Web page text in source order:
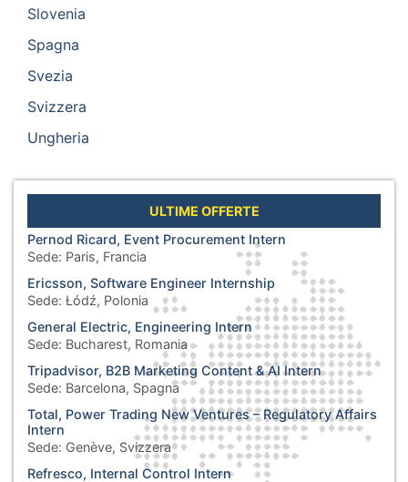
Slovenia
Spagna
Svezia
Svizzera
Ungheria
ULTIME OFFERTE
Pernod Ricard, Event Procurement Intern
Sede: Paris, Francia
Ericsson, Software Engineer Internship
Sede: Łódź, Polonia
General Electric, Engineering Intern
Sede: Bucharest, Romania
Tripadvisor, B2B Marketing Content & AI Intern
Sede: Barcelona, Spagna
Total, Power Trading New Ventures – Regulatory Affairs
Intern
Sede: Genève, Svizzera
Refresco, Internal Control Intern